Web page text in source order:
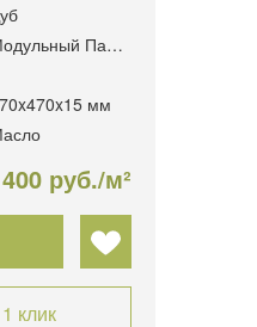
Модульный Паркет
мм
руб./м²
клик